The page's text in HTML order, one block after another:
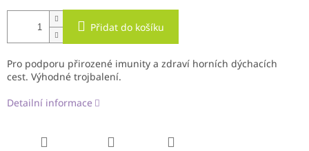
Přidat do košíku
Pro podporu přirozené imunity a zdraví horních dýchacích
cest. Výhodné trojbalení.
Detailní informace